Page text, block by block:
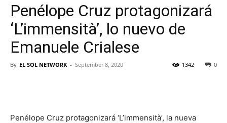
Penélope Cruz protagonizará
‘L’immensità’, lo nuevo de
Emanuele Crialese
By EL SOL NETWORK - September 8, 2020 0
1342
Penélope Cruz protagonizará ‘L’immensità’, la nueva